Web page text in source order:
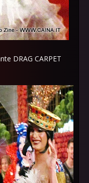
DRAG CARPET